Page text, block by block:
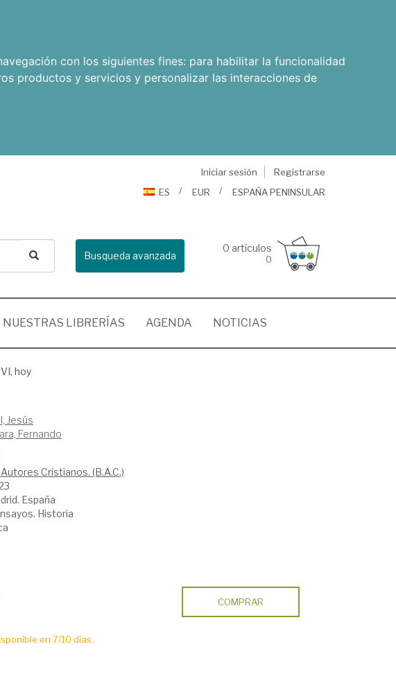
con los siguientes fines: para habilitar la funcionalidad
productos y servicios y personalizar las interacciones de
Iniciar sesión
Registrarse
ES
EUR ESPAÑA PENINSULAR
Busqueda avanzada
0 artículos
0
NUESTRAS LIBRERÍAS AGENDA NOTICIAS
hoy
Jesús
Fernando
Cristianos. (B.A.C.)
España
Historia
en 7/10 días.
COMPRAR